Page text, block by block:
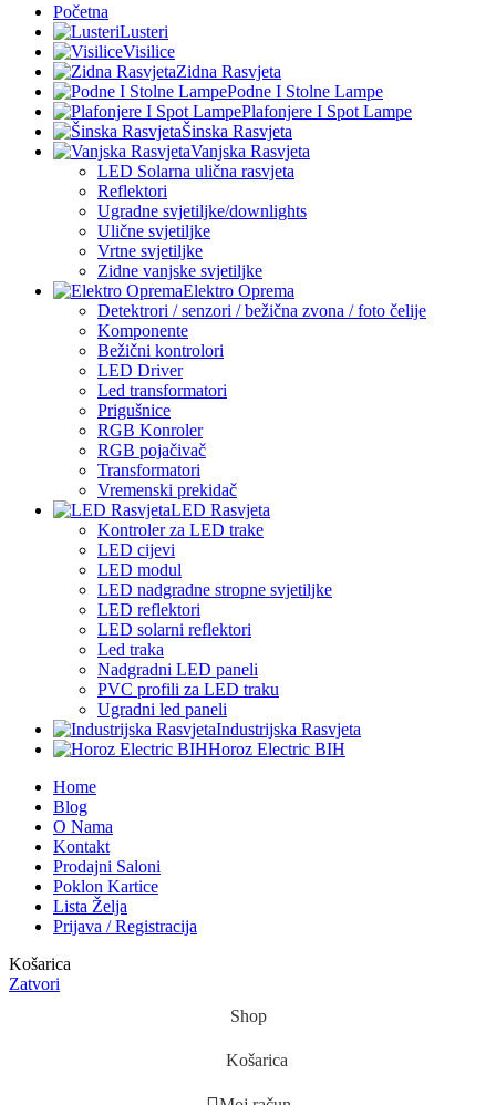
Početna
Lusteri
Visilice
Zidna Rasvjeta
Podne I Stolne Lampe
Plafonjere I Spot Lampe
Šinska Rasvjeta
Vanjska Rasvjeta
LED Solarna ulična rasvjeta
Reflektori
Ugradne svjetiljke/downlights
Ulične svjetiljke
Vrtne svjetiljke
Zidne vanjske svjetiljke
Elektro Oprema
Detektrori / senzori / bežična zvona / foto čelije
Komponente
Bežični kontrolori
LED Driver
Led transformatori
Prigušnice
RGB Konroler
RGB pojačivač
Transformatori
Vremenski prekidač
LED Rasvjeta
Kontroler za LED trake
LED cijevi
LED modul
LED nadgradne stropne svjetiljke
LED reflektori
LED solarni reflektori
Led traka
Nadgradni LED paneli
PVC profili za LED traku
Ugradni led paneli
Industrijska Rasvjeta
Horoz Electric BIH
Home
Blog
O Nama
Kontakt
Prodajni Saloni
Poklon Kartice
Lista Želja
Prijava / Registracija
Košarica
Zatvori
Shop
Košarica